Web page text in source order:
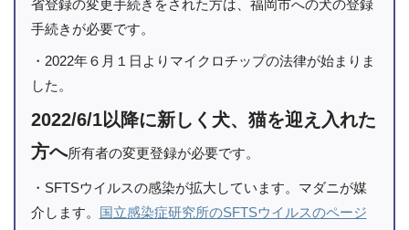
省登録の変更手続きをされた方は、福岡市への犬の登録
手続きが必要です。
・2022年６月１日よりマイクロチップの法律が始まりま
した。
2022/6/1以降に新しく犬、猫を迎え入れた
方へ所有者の変更登録が必要です。
・SFTSウイルスの感染が拡大しています。マダニが媒
介します。 国立感染症研究所のSFTSウイルスのページ